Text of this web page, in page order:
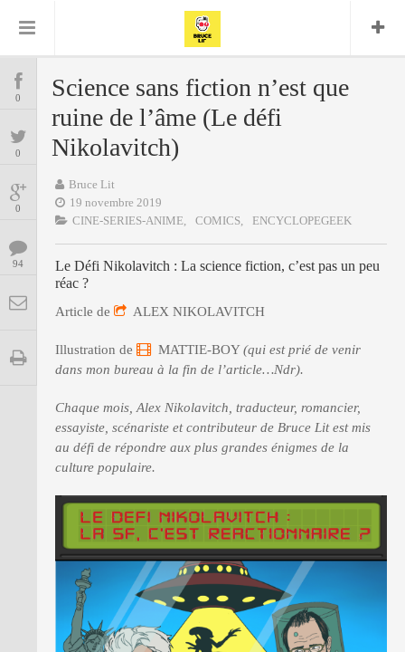
COMICS
MANGAS
BD
ENCYCLOPEGEEK
CINE-SERIES-ANIME
MUSIQUE
LA BRUCE TEAM : SAISON 13
0
0
0
94
Science sans fiction n’est que
ruine de l’âme (Le défi
Nikolavitch)
Bruce Lit
19 novembre 2019
CINE-SERIES-ANIME,
COMICS, ENCYCLOPEGEEK
Le Défi Nikolavitch : La science fiction, c’est pas un peu
réac ?
Article de ALEX NIKOLAVITCH
Illustration de MATTIE-BOY(qui est prié de venir
dans mon bureau à la fin de l’article…Ndr).
Chaque mois, Alex Nikolavitch, traducteur, romancier,
essayiste, scénariste et contributeur de Bruce Lit est mis
au défi de répondre aux plus grandes énigmes de la
culture populaire.
Comics
Daredevil Dark Horse
Delcourt
Encyclopegeek
Figure
Replay
Focus Frank Miller Garth Ennis
Glénat Graphic Novel image
Independants JB Vu Van
Nguyen Lug Mangas
Marvel
Panini Patrick Faivre Presse
Présence
Tornado Urban Vertigo xmen